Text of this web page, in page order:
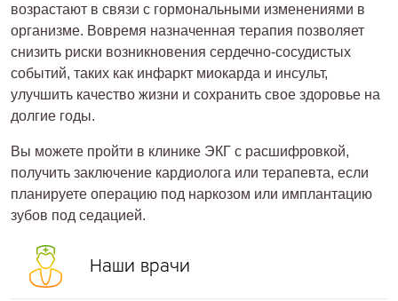
возрастают в связи с гормональными изменениями в
организме. Вовремя назначенная терапия позволяет
снизить риски возникновения сердечно-сосудистых
событий, таких как инфаркт миокарда и инсульт,
улучшить качество жизни и сохранить свое здоровье на
долгие годы.
Вы можете пройти в клинике ЭКГ с расшифровкой,
получить заключение кардиолога или терапевта, если
планируете операцию под наркозом или имплантацию
зубов под седацией.
Наши врачи